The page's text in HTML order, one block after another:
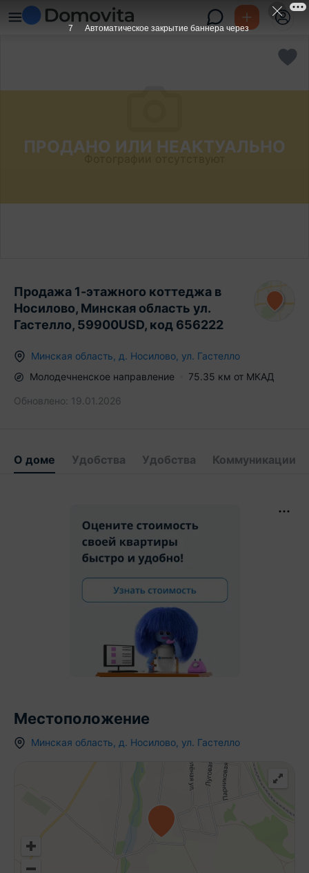
ПРОДАНО ИЛИ НЕАКТУАЛЬНО
Продажа 1-этажного коттеджа в
Носилово, Минская область ул.
Гастелло, 59900USD, код 656222
Минская область д. Носилово ул. Гастелло
Молодечненское направление 75.35 км от МКАД
Обновлено: 19.01.2026
О доме Удобства Удобства Коммуникации
Местоположение
Минская область д. Носилово ул. Гастелло
6 Автоматическое закрытие баннера через